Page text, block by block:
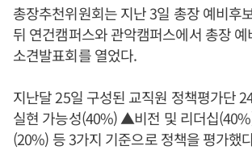
총장추천위원회는 지난 3일 총장 예비후
뒤 연건캠퍼스와 관악캠퍼스에서 총장
소견발표회를 열었다.
지난달 25일 구성된 교직원 정책평가단
실현 가능성(40%) ▲비전 및 리더십
(20%) 등 3가지 기준으로 정책을 평가했